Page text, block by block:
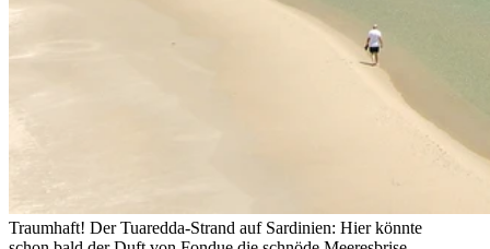
Traumhaft! Der Tuaredda-Strand auf Sardinien: Hier könnte